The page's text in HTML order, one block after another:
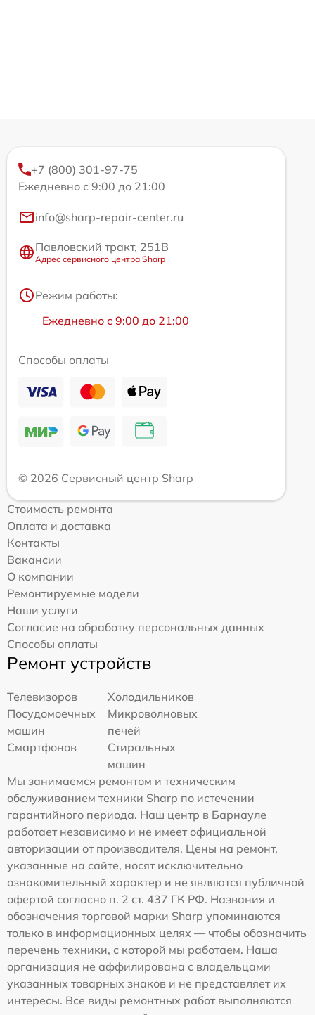
+7 (800) 301-97-75
Ежедневно с 9:00 до 21:00
info@sharp-repair-center.ru
Павловский тракт, 251В
Адрес сервисного центра Sharp
Режим работы:
Ежедневно с 9:00 до 21:00
Способы оплаты
© 2026 Сервисный центр Sharp
Стоимость ремонта
Оплата и доставка
Контакты
Вакансии
О компании
Ремонтируемые модели
Наши услуги
Согласие на обработку персональных данных
Способы оплаты
Ремонт устройств
Телевизоров
Холодильников
Посудомоечных
машин
Микроволновых
печей
Смартфонов
Стиральных
машин
Мы занимаемся ремонтом и техническим
обслуживанием техники Sharp по истечении
гарантийного периода. Наш центр в Барнауле
работает независимо и не имеет официальной
авторизации от производителя. Цены на ремонт,
указанные на сайте, носят исключительно
ознакомительный характер и не являются публичной
офертой согласно п. 2 ст. 437 ГК РФ. Названия и
обозначения торговой марки Sharp упоминаются
только в информационных целях — чтобы обозначить
перечень техники, с которой мы работаем. Наша
организация не аффилирована с владельцами
указанных товарных знаков и не представляет их
интересы. Все виды ремонтных работ выполняются